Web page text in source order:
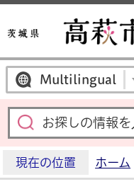
Multilingual
現在の位置 ホーム